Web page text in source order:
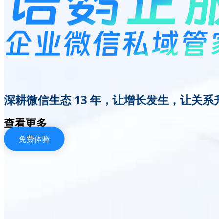
企业微信私域管
深耕微信生态 13 年，让增长发生，让关系
查看更多
免费体验